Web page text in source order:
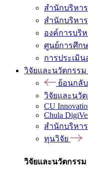
สำนักบริหา
สำนักบริหา
องค์การบริ
ศูนย์การศึก
การประเมิ
วิจัยและนวัตกรรม
ย้อนกลับ
วิจัยและนวั
CU
Chula
สำนักบริหา
ทุนวิจัย
วิจัยและนวัตกรรม